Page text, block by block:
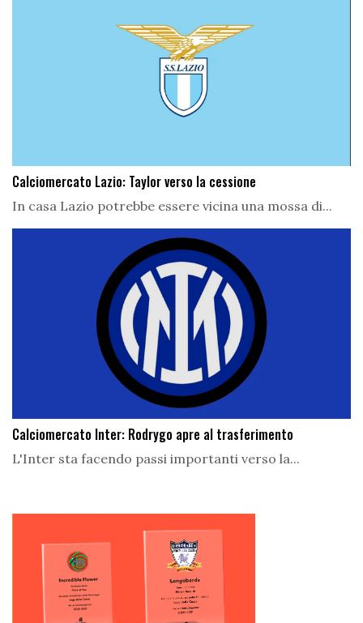
Calciomercato Lazio: Taylor verso la cessione
In casa Lazio potrebbe essere vicina una mossa di...
Calciomercato Inter: Rodrygo apre al trasferimento
L'Inter sta facendo passi importanti verso la...